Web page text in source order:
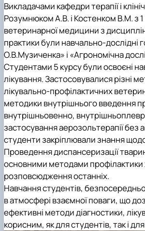
Викладачами кафедри терапії і
Розумнюком А.В. і Костенком В.М. з
ветеринарної медицини з
практики були навчально-дослідні
О.В.Музиченка» і «Агрономічна
Студентами 5 курсу були освоєні
лікування. Застосовувалися різні
лікувально-профілактичних
методики внутрішнього введення
внутрішньовенно,
застосування аерозольтерапії без
студенти закріплювали знання щодо
Проведення диспансеризації
основними методами профілактики
розповсюдження останніх.
Навчання студентів,
в атмосфері взаємної поваги, що
ефективні методи діагностики,
корисним, як для студентів, так і